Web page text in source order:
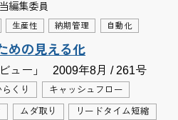
編集委員
生産性 納期管理 自動化
めの見える化
ュー」 2009年8月 / 261号
らくり キャッシュフロー
ムダ取り リードタイム短縮